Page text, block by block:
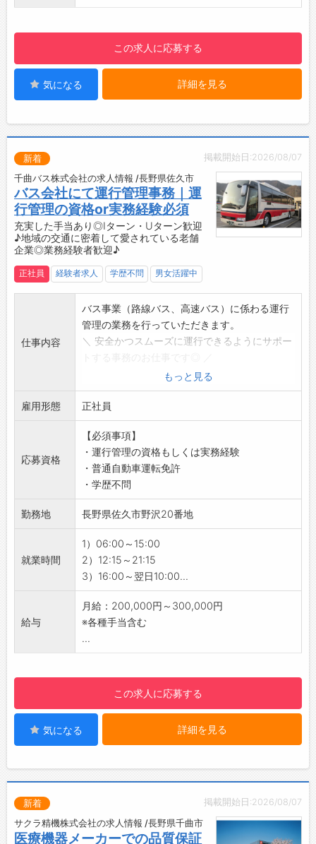
・バスの運転が初めてでも大丈夫◎経験や資格
なしで入社された方も多数活躍中♪
◇大型二種免許の取得支援あり（費用は会社負
・入社後に取得できるから、今は普通免許しか
・免許取得後は、1ヶ月ほどの研修期間をしっか
◆有給取得率8割以上！残業は月10時間程度と
少なめ◎
・プライベートを大切にしたい方にピッタリで
す♪
・趣味や家族との時間を大切にしたい方ものび
のび働けます！
【ステップアップ】
・ゆくゆくは、部門の責任者としてご活躍いた
だきたいと考えています。
【ちょっとユニークなバスも♪】
・学校への送り迎えを行う、まるでテーマパー
・お客様の目的地に合わせて走行するデマンド
バス
・子どもたちに大人気！北斗の拳ラッピングバ
【高評価の認証も取得！安心・安定の職場環境
◎】
■運送業職場環境良好度（働きやすい職場）認
証事業者
・働きやすい職場認証制度（一ツ星）
・長野県「職場いきいきアドバンスカンパニ
ー」認証
この求人に応募する
気になる 詳細を見る
掲載開始日:2026/08/07
新着
千曲バス株式会社の求人情報 /長野県佐久市
バス会社にて運行管理事務｜運
行管理の資格or実務経験必須
充実した手当あり◎Iターン・Uターン歓迎
♪地域の交通に密着して愛されている老舗
企業◎業務経験者歓迎♪
正社員 経験者求人 学歴不問 男女活躍中
仕事内容
バス事業（路線バス、高速バス）に係わる運行
管理の業務を行っていただきます。
＼ 安全かつスムーズに運行できるようにサポー
【具体的な業務内容】
・バス運転手へ道路状況や安全運転のための指
導
・点呼によるバス運転手の健康状態の把握
・労働時間、その他日常の労務管理業務
・書類作成、データ入力、電話対応 など、付随
する事務業務
【とても温かい雰囲気の会社◎】
・お客様にも同僚にも「本当の親切丁寧」を心
がけようという社風なので、一緒に働く社員は
【働きやすい環境が整っています！】
◆有給取得率8割以上！年休112日◎残業は月10
時間程度と少なめ！
・プライベートを大切にしたい方にピッタリで
す♪
緒に安心の交通インフラを守るやりがいを実感
できます。
【こんな方にオススメ！】
・人と話すことが好きな方
・デスクワークだけではなく、ちょっと動きの
・学校への送り迎えを行う、まるでテーマパー
もっと見る
雇用形態 正社員
応募資格
【必須事項】
・運行管理の資格もしくは実務経験
・普通自動車運転免許
・学歴不問
勤務地 長野県佐久市野沢20番地
就業時間
1）06:00～15:00
2）12:15～21:15
3）16:00～翌日10:00...
給与
月給：200,000円～300,000円
※各種手当含む
...
この求人に応募する
気になる 詳細を見る
掲載開始日:2026/08/07
新着
サクラ精機株式会社の求人情報 /長野県千曲市
医療機器メーカーでの品質保証